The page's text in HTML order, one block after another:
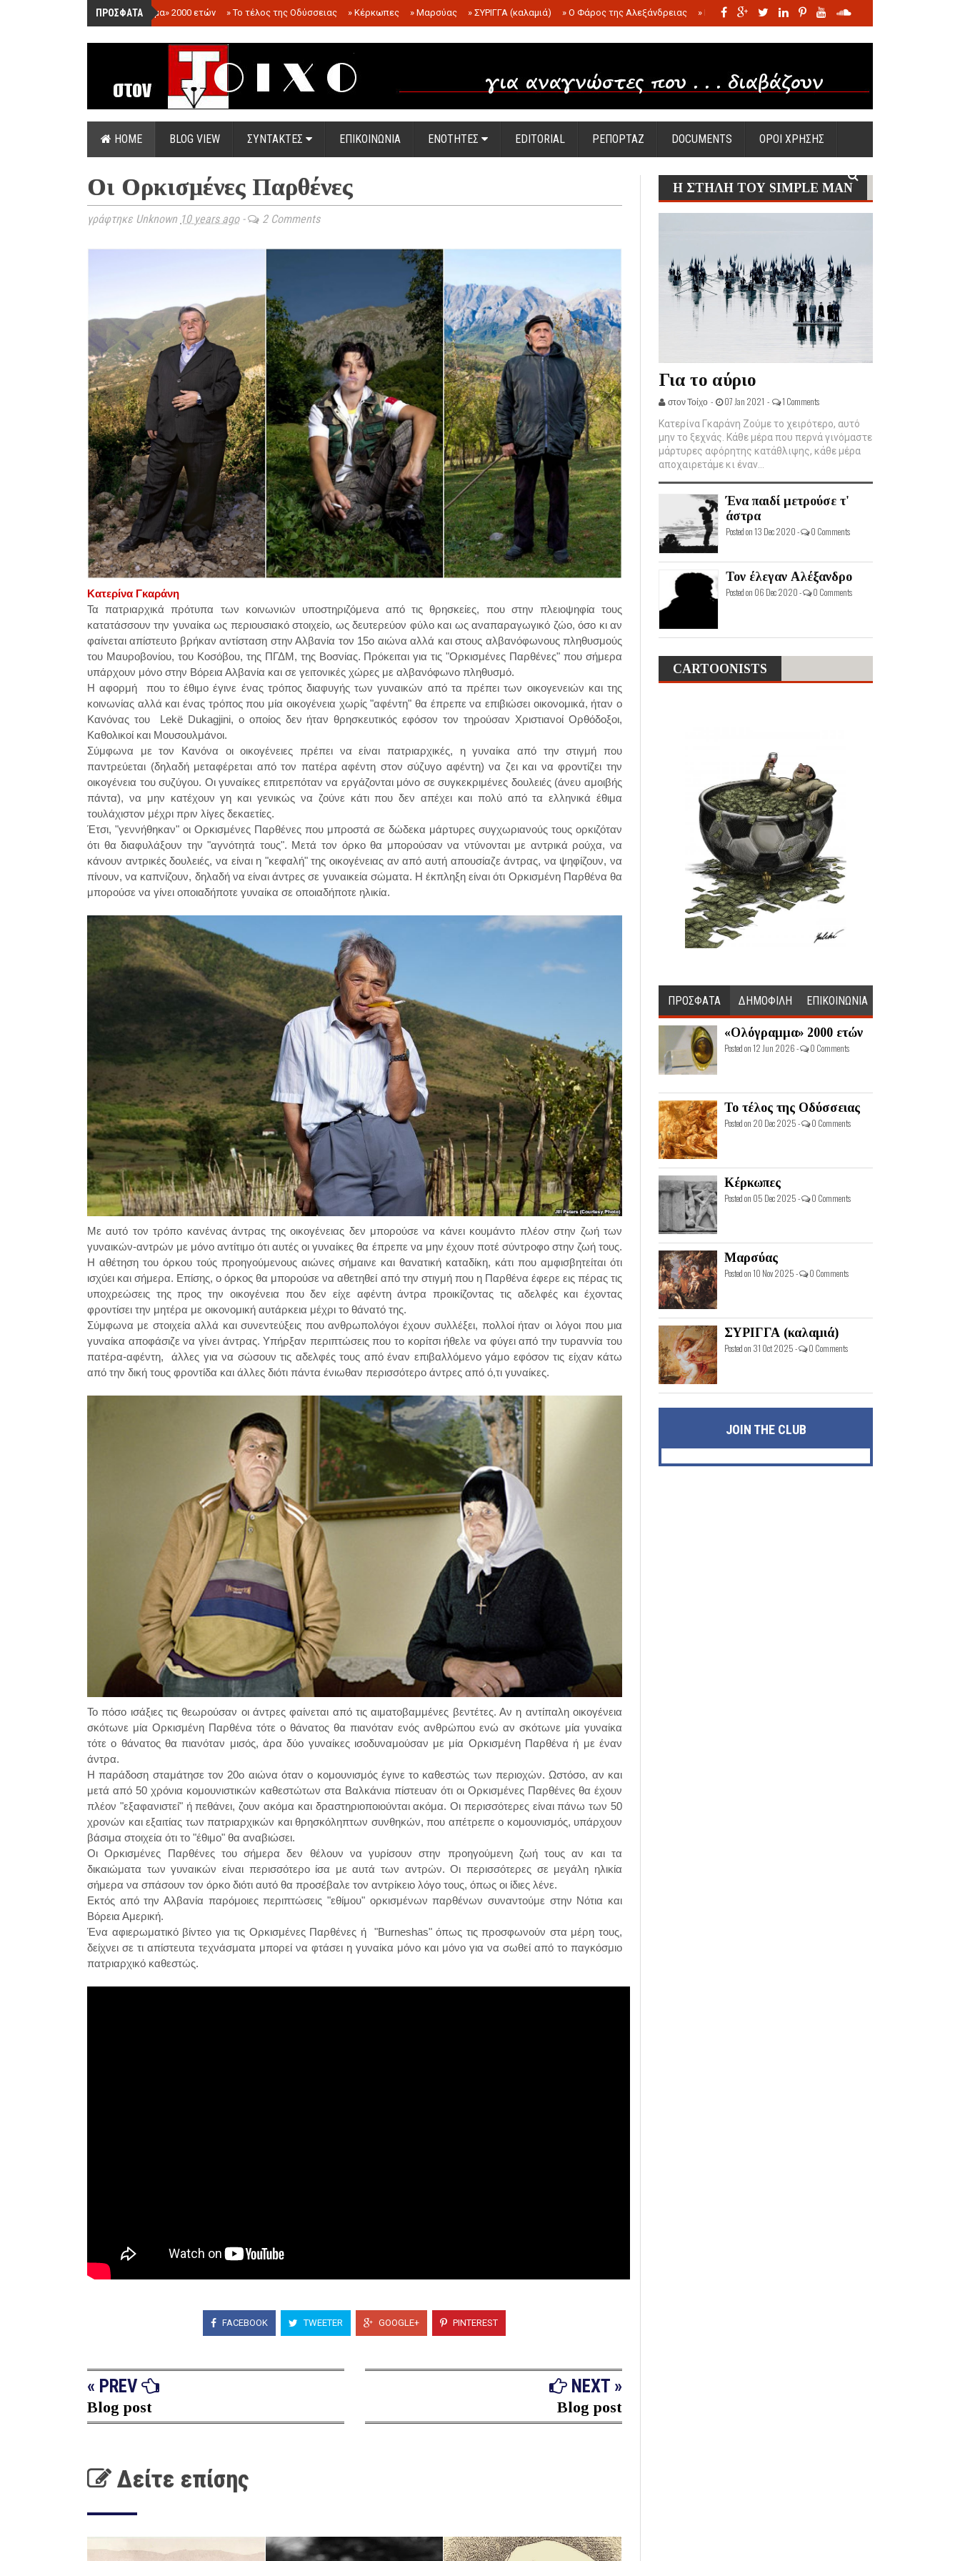
ΠΡΟΣΦΑΤΑ
»«Ολόγραμμα» 2000 ετών »Το τέλος της Οδύσσειας » Κέρκωπες » Μαρσύας » ΣΥΡΙΓΓΑ (καλαμιά) » Ο Φάρος της Αλεξάνδρειας » Η σφαγή των νηπίων της Σάντας
.
HOME BLOG VIEW ΣΥΝΤΑΚΤΕΣ ΕΠΙΚΟΙΝΩΝΙΑ ΕΝΟΤΗΤΕΣ EDITORIAL ΡΕΠΟΡΤΑΖ DOCUMENTS ΟΡΟΙ ΧΡΗΣΗΣ
Οι Ορκισμένες Παρθένες
γράφτηκε Unknown 10 years ago- 2 Comments
Κατερίνα Γκαράνη
Τα πατριαρχικά πρότυπα των κοινωνιών υποστηριζόμενα από τις θρησκείες, που στην πλειοψηφία τους
κατατάσσουν την γυναίκα ως περιουσιακό στοιχείο, ως δευτερεύον φύλο και ως αναπαραγωγικό ζώο, όσο κι αν
φαίνεται απίστευτο βρήκαν αντίσταση στην Αλβανία τον 15ο αιώνα αλλά και στους αλβανόφωνους πληθυσμούς
του Μαυροβονίου, του Κοσόβου, της ΠΓΔΜ, της Βοσνίας. Πρόκειται για τις "Ορκισμένες Παρθένες" που σήμερα
υπάρχουν μόνο στην Βόρεια Αλβανία και σε γειτονικές χώρες με αλβανόφωνο πληθυσμό.
Η αφορμή που το έθιμο έγινε ένας τρόπος διαφυγής των γυναικών από τα πρέπει των οικογενειών και της
κοινωνίας αλλά και ένας τρόπος που μία οικογένεια χωρίς "αφέντη" θα έπρεπε να επιβιώσει οικονομικά, ήταν ο
Κανόνας του Lekë Dukagjini, ο οποίος δεν ήταν θρησκευτικός εφόσον τον τηρούσαν Χριστιανοί Ορθόδοξοι,
Καθολικοί και Μουσουλμάνοι.
Σύμφωνα με τον Κανόνα οι οικογένειες πρέπει να είναι πατριαρχικές, η γυναίκα από την στιγμή που
παντρεύεται (δηλαδή μεταφέρεται από τον πατέρα αφέντη στον σύζυγο αφέντη) να ζει και να φροντίζει την
οικογένεια του συζύγου. Οι γυναίκες επιτρεπόταν να εργάζονται μόνο σε συγκεκριμένες δουλειές (άνευ αμοιβής
πάντα), να μην κατέχουν γη και γενικώς να ζούνε κάτι που δεν απέχει και πολύ από τα ελληνικά έθιμα
τουλάχιστον μέχρι πριν λίγες δεκαετίες.
Έτσι, "γεννήθηκαν" οι Ορκισμένες Παρθένες που μπροστά σε δώδεκα μάρτυρες συγχωριανούς τους ορκιζόταν
ότι θα διαφυλάξουν την "αγνότητά τους". Μετά τον όρκο θα μπορούσαν να ντύνονται με αντρικά ρούχα, να
κάνουν αντρικές δουλειές, να είναι η "κεφαλή" της οικογένειας αν από αυτή απουσίαζε άντρας, να ψηφίζουν, να
πίνουν, να καπνίζουν, δηλαδή να είναι άντρες σε γυναικεία σώματα. Η έκπληξη είναι ότι Ορκισμένη Παρθένα θα
μπορούσε να γίνει οποιαδήποτε γυναίκα σε οποιαδήποτε ηλικία.
Με αυτό τον τρόπο κανένας άντρας της οικογένειας δεν μπορούσε να κάνει κουμάντο πλέον στην ζωή των
γυναικών-αντρών με μόνο αντίτιμο ότι αυτές οι γυναίκες θα έπρεπε να μην έχουν ποτέ σύντροφο στην ζωή τους.
Η αθέτηση του όρκου τούς προηγούμενους αιώνες σήμαινε και θανατική καταδίκη, κάτι που αμφισβητείται ότι
ισχύει και σήμερα. Επίσης, ο όρκος θα μπορούσε να αθετηθεί από την στιγμή που η Παρθένα έφερε εις πέρας τις
υποχρεώσεις της προς την οικογένεια που δεν είχε αφέντη άντρα προικίζοντας τις αδελφές και έχοντας
φροντίσει την μητέρα με οικονομική αυτάρκεια μέχρι το θάνατό της.
Σύμφωνα με στοιχεία αλλά και συνεντεύξεις που ανθρωπολόγοι έχουν συλλέξει, πολλοί ήταν οι λόγοι που μια
γυναίκα αποφάσιζε να γίνει άντρας. Υπήρξαν περιπτώσεις που το κορίτσι ήθελε να φύγει από την τυραννία του
πατέρα-αφέντη, άλλες για να σώσουν τις αδελφές τους από έναν επιβαλλόμενο γάμο εφόσον τις είχαν κάτω
από την δική τους φροντίδα και άλλες διότι πάντα ένιωθαν περισσότερο άντρες από ό,τι γυναίκες.
Το πόσο ισάξιες τις θεωρούσαν οι άντρες φαίνεται από τις αιματοβαμμένες βεντέτες. Αν η αντίπαλη οικογένεια
σκότωνε μία Ορκισμένη Παρθένα τότε ο θάνατος θα πιανόταν ενός ανθρώπου ενώ αν σκότωνε μία γυναίκα
τότε ο θάνατος θα πιανόταν μισός, άρα δύο γυναίκες ισοδυναμούσαν με μία Ορκισμένη Παρθένα ή με έναν
άντρα.
Η παράδοση σταμάτησε τον 20ο αιώνα όταν ο κομουνισμός έγινε το καθεστώς των περιοχών. Ωστόσο, αν και
μετά από 50 χρόνια κομουνιστικών καθεστώτων στα Βαλκάνια πίστευαν ότι οι Ορκισμένες Παρθένες θα έχουν
πλέον "εξαφανιστεί" ή πεθάνει, ζουν ακόμα και δραστηριοποιούνται ακόμα. Οι περισσότερες είναι πάνω των 50
χρονών και εξαιτίας των πατριαρχικών και θρησκόληπτων συνθηκών, που απέτρεπε ο κομουνισμός, υπάρχουν
βάσιμα στοιχεία ότι το "έθιμο" θα αναβιώσει.
Οι Ορκισμένες Παρθένες του σήμερα δεν θέλουν να γυρίσουν στην προηγούμενη ζωή τους αν και τα
δικαιώματα των γυναικών είναι περισσότερο ίσα με αυτά των αντρών. Οι περισσότερες σε μεγάλη ηλικία
σήμερα να σπάσουν τον όρκο διότι αυτό θα προσέβαλε τον αντρίκειο λόγο τους, όπως οι ίδιες λένε.
Εκτός από την Αλβανία παρόμοιες περιπτώσεις "εθίμου" ορκισμένων παρθένων συναντούμε στην Νότια και
Βόρεια Αμερική.
Ένα αφιερωματικό βίντεο για τις Ορκισμένες Παρθένες ή "Burneshas" όπως τις προσφωνούν στα μέρη τους,
δείχνει σε τι απίστευτα τεχνάσματα μπορεί να φτάσει η γυναίκα μόνο και μόνο για να σωθεί από το παγκόσμιο
πατριαρχικό καθεστώς.
FACEBOOK TWEETER GOOGLE+ PINTEREST
« PREV
Blog post
NEXT »
Blog post
Δείτε επίσης
Η ΣΤΗΛΗ ΤΟΥ SIMPLE MAN
Για το αύριο
στον Τοίχο - 07 Jan 2021 - 1 Comments
Κατερίνα Γκαράνη Ζούμε το χειρότερο, αυτό
μην το ξεχνάς. Κάθε μέρα που περνά γινόμαστε
μάρτυρες αφόρητης κατάθλιψης, κάθε μέρα
αποχαιρετάμε κι έναν...
Ένα παιδί μετρούσε τ'
άστρα
Posted on 13 Dec 2020 - 0 Comments
Τον έλεγαν Αλέξανδρο
Posted on 06 Dec 2020 - 0 Comments
CARTOONISTS
ΠΡΟΣΦΑΤΑ ΔΗΜΟΦΙΛΗ ΕΠΙΚΟΙΝΩΝΙΑ
«Ολόγραμμα» 2000 ετών
Posted on 12 Jun 2026 - 0 Comments
Το τέλος της Οδύσσειας
Posted on 20 Dec 2025 - 0 Comments
Κέρκωπες
Posted on 05 Dec 2025 - 0 Comments
Μαρσύας
Posted on 10 Nov 2025 - 0 Comments
ΣΥΡΙΓΓΑ (καλαμιά)
Posted on 31 Oct 2025 - 0 Comments
JOIN THE CLUB